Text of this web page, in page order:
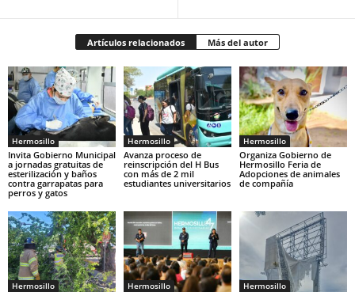
Artículos relacionados Más del autor
Hermosillo
Invita Gobierno Municipal
a jornadas gratuitas de
esterilización y baños
contra garrapatas para
perros y gatos
Hermosillo
Avanza proceso de
reinscripción del H Bus
con más de 2 mil
estudiantes universitarios
Hermosillo
Organiza Gobierno de
Hermosillo Feria de
Adopciones de animales
de compañía
Hermosillo Hermosillo Hermosillo